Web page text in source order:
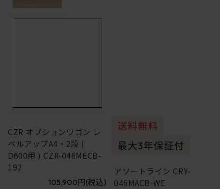
CZR オプションワゴン レ
ベルアップA4・2段 (
D600用 ) CZR-046MECB-
192
105,900円 (税込)
アソートライン CRY-
046MACB-WE